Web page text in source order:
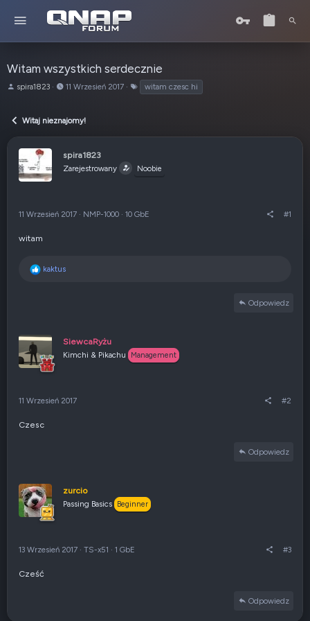
Witam wszystkich serdecznie
A
o
r
e
m
u
spira1823
o
11 Wrzesień 2017 witam czesc hi
Witaj nieznajomy!
spira1823
Zarejestrowany Noobie
11 Wrzesień 2017 · NMP-1000 · 10 GbE #1
witam
R
e
:
kaktus
Odpowiedz
SiewcaRyżu
Kimchi & Pikachu Management
11 Wrzesień 2017 #2
Czesc
Odpowiedz
zurcio
Passing Basics Beginner
13 Wrzesień 2017 · TS-x51 · 1 GbE #3
Cześć
Odpowiedz